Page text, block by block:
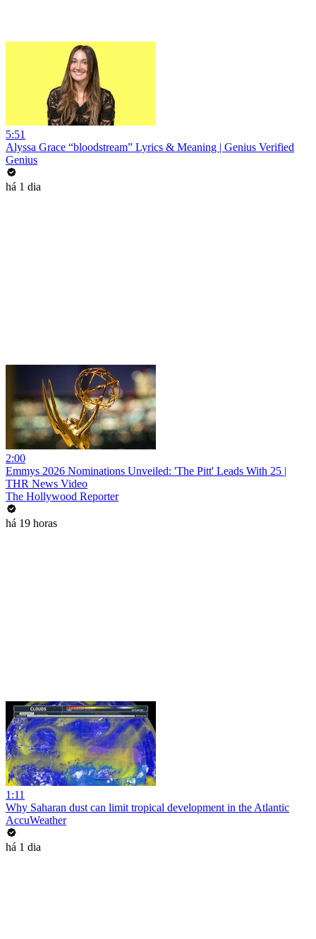
5:51
Alyssa Grace “bloodstream” Lyrics & Meaning | Genius Verified
Genius
há 1 dia
2:00
Emmys 2026 Nominations Unveiled: 'The Pitt' Leads With 25 |
THR News Video
The Hollywood Reporter
há 19 horas
1:11
Why Saharan dust can limit tropical development in the Atlantic
AccuWeather
há 1 dia